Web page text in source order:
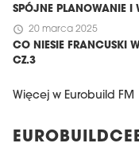
SPÓJNE PLANOWANIE I
schedule 20 marca 2025
CO NIESIE FRANCUSKI
CZ.3
Więcej w Eurobuild FM